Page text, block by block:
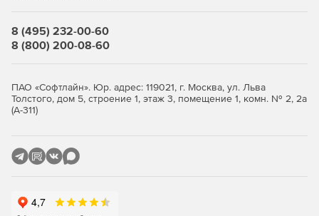
Ключевые функции
Строгая аутентификация осуществляется с
обеспечивает надежную идентификацию
пользователей.
поддерживает защищенный обмен информацией.
прикрепленных файлов в режиме онлайн, что
8 (495) 232-00-60
8 (800) 200-08-60
ПАО «Софтлайн». Юр. адрес: 119021, г. Москва, ул. Льва
Толстого, дом 5, строение 1, этаж 3, помещение 1, комн. № 2, 2а
(А-311)